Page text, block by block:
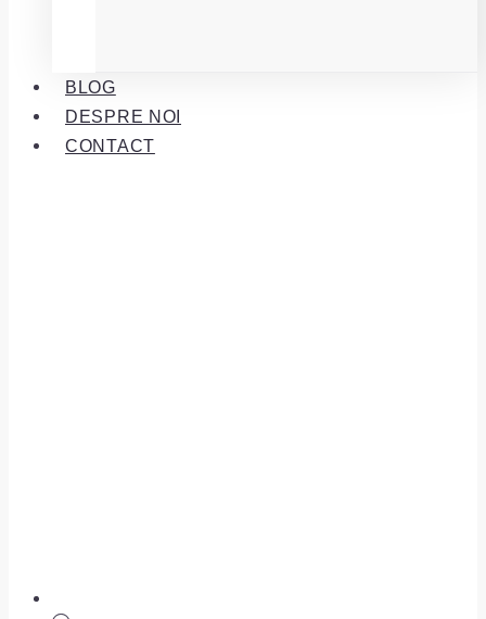
BLOG
DESPRE NOI
CONTACT